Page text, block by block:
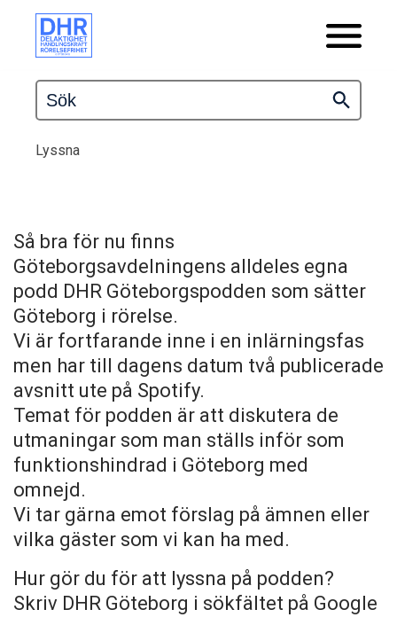
Lyssna
Så bra för nu finns
Göteborgsavdelningens alldeles egna
podd DHR Göteborgspodden som sätter
Göteborg i rörelse.
Vi är fortfarande inne i en inlärningsfas
men har till dagens datum två publicerade
avsnitt ute på Spotify.
Temat för podden är att diskutera de
utmaningar som man ställs inför som
funktionshindrad i Göteborg med
omnejd.
Vi tar gärna emot förslag på ämnen eller
vilka gäster som vi kan ha med.
Hur gör du för att lyssna på podden?
Skriv DHR Göteborg i sökfältet på Google